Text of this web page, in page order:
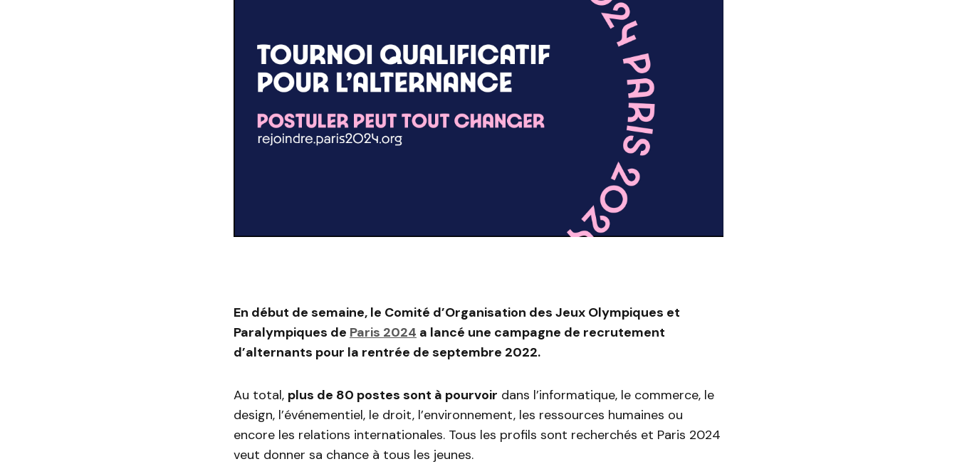
En début de semaine, le Comité d’Organisation des Jeux Olympiques et
Paralympiques de Paris 2024 a lancé une campagne de recrutement
d’alternants pour la rentrée de septembre 2022.
Au total, plus de 80 postes sont à pourvoir dans l’informatique, le commerce, le
design, l’événementiel, le droit, l’environnement, les ressources humaines ou
encore les relations internationales. Tous les profils sont recherchés et Paris 2024
veut donner sa chance à tous les jeunes.